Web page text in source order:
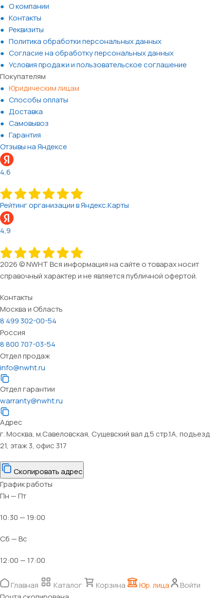
О компании
Контакты
Реквизиты
Политика обработки персональных данных
Согласие на обработку персональных данных
Условия продажи и пользовательское соглашение
Покупателям
Юридическим лицам
Способы оплаты
Доставка
Самовывоз
Гарантия
Отзывы на Яндексе
4,6
Рейтинг организации в Яндекс.Карты
4,9
2026 © NWHT Вся информация на сайте о товарах носит
справочный характер и не является публичной офертой.
Контакты
Москва и Область
8 499 302-00-54
Россия
8 800 707-03-54
Отдел продаж
info@nwht.ru
Отдел гарантии
warranty@nwht.ru
Адрес
г. Москва, м.Савеловская, Сущевский вал д.5 стр.1А, подъезд
21, этаж 3, офис 317
Скопировать адрес
График работы
Пн — Пт
10:30 — 19:00
Сб — Вс
12:00 — 17:00
Главная Каталог Корзина Юр. лица
Войти